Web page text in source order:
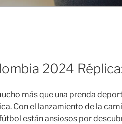
2024
más que una prenda
Con el lanzamiento de la
están ansiosos por